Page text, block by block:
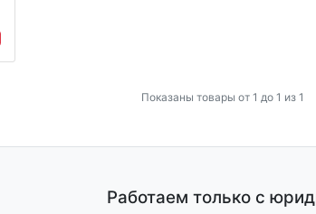
Показаны товары от 1 до 1 из 1
Работаем только с